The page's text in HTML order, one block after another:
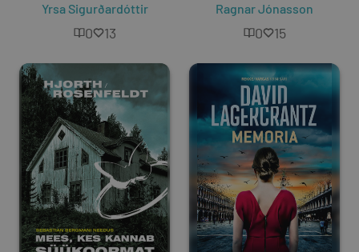
Yrsa Sigurðardóttir
0 13
Ragnar Jónasson
0 15